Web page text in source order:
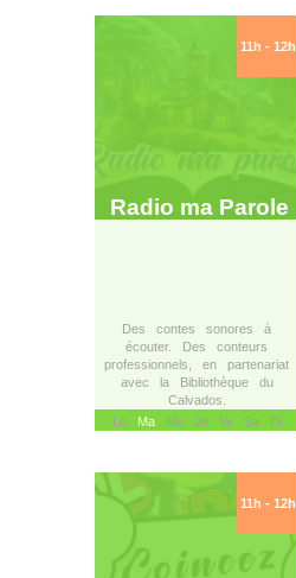
11h - 12h
Radio ma Parole
Des contes sonores à
écouter. Des conteurs
professionnels, en partenariat
avec la Bibliothèque du
Calvados.
Lu
MaMe Je Ve Sa Di
11h - 12h